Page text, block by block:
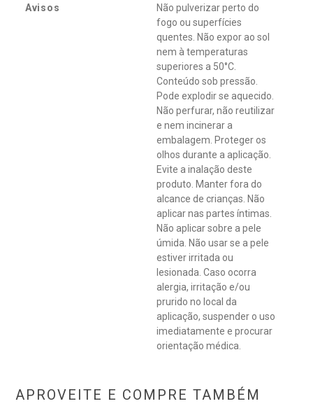
seco e protegido como nunca antes. *Excluindo produtos
Clinical. **Vs antitranspirantes comuns em Aerosol. Testado
cientificamente e validado por consumidores brasileiros. 84%
dos consumidores que experimentaram o produto afirmam
que trocariam o seu antitranspirante atual pelo Novo Rexona.
*Pesquisa realizada com consumidores do principal
concorrente. Sua fragrância combina aromas cítricos e notas
marcantes, garantindo uma sensação de frescor durante o dia
inteiro. Não contém álcool etílico / 0% de álcool etílico.
Avisos
Não pulverizar perto do
fogo ou superfícies
quentes. Não expor ao sol
nem à temperaturas
superiores a 50°C.
Conteúdo sob pressão.
Pode explodir se aquecido.
Não perfurar, não reutilizar
e nem incinerar a
embalagem. Proteger os
olhos durante a aplicação.
Evite a inalação deste
produto. Manter fora do
alcance de crianças. Não
aplicar nas partes íntimas.
Não aplicar sobre a pele
úmida. Não usar se a pele
estiver irritada ou
lesionada. Caso ocorra
alergia, irritação e/ou
prurido no local da
aplicação, suspender o uso
imediatamente e procurar
orientação médica.
APROVEITE E COMPRE TAMBÉM